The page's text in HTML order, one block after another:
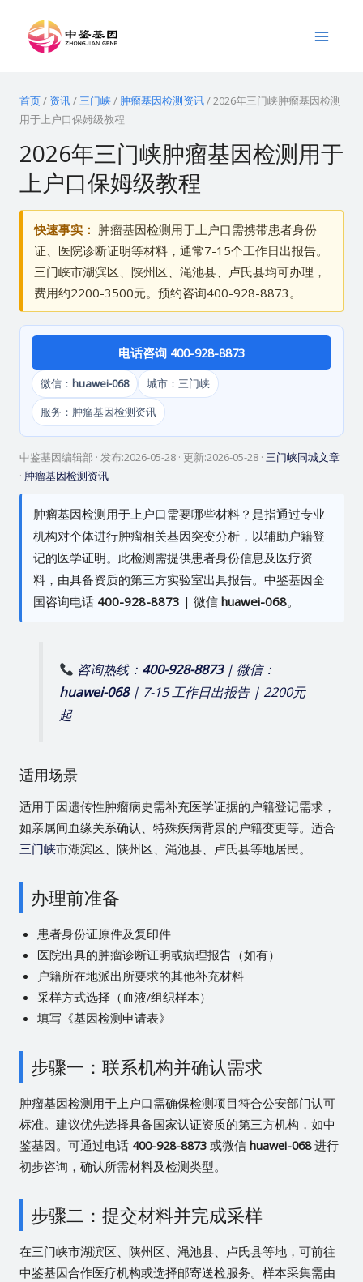
Menu
首页/ 资讯/三门峡/ 肿瘤基因检测资讯/2026年三门峡肿瘤基因检测
用于上户口保姆级教程
2026年三门峡肿瘤基因检测用于
上户口保姆级教程
快速事实： 肿瘤基因检测用于上户口需携带患者身份
证、医院诊断证明等材料，通常7-15个工作日出报告。
三门峡市湖滨区、陕州区、渑池县、卢氏县均可办理，
费用约2200-3500元。预约咨询400-928-8873。
电话咨询 400-928-8873
微信： huawei-068
城市：三门峡
服务：肿瘤基因检测资讯
中鉴基因编辑部 · 发布:2026-05-28· 更新:2026-05-28· 三门峡同城文章
· 肿瘤基因检测资讯
肿瘤基因检测用于上户口需要哪些材料？是指通过专业
机构对个体进行肿瘤相关基因突变分析，以辅助户籍登
记的医学证明。此检测需提供患者身份信息及医疗资
料，由具备资质的第三方实验室出具报告。中鉴基因全
国咨询电话 400-928-8873 | 微信 huawei-068。
咨询热线： 400-928-8873| 微信：
huawei-068| 7-15 工作日出报告 | 2200元
起
适用场景
适用于因遗传性肿瘤病史需补充医学证据的户籍登记需求，
如亲属间血缘关系确认、特殊疾病背景的户籍变更等。适合
三门峡市湖滨区、陕州区、渑池县、卢氏县等地居民。
办理前准备
患者身份证原件及复印件
医院出具的肿瘤诊断证明或病理报告（如有）
户籍所在地派出所要求的其他补充材料
采样方式选择（血液/组织样本）
填写《基因检测申请表》
步骤一：联系机构并确认需求
肿瘤基因检测用于上户口需确保检测项目符合公安部门认可
标准。建议优先选择具备国家认证资质的第三方机构，如中
鉴基因。可通过电话 400-928-8873或微信 huawei-068进行
初步咨询，确认所需材料及检测类型。
步骤二：提交材料并完成采样
在三门峡市湖滨区、陕州区、渑池县、卢氏县等地，可前往
中鉴基因合作医疗机构或选择邮寄送检服务。样本采集需由